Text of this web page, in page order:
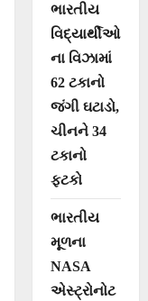
ભારતીય
વિદ્યાર્થીઓ
ના વિઝામાં
62 ટકાનો
જંગી ઘટાડો,
ચીનને 34
ટકાનો
ફટકો
ભારતીય
મૂળના
NASA
એસ્ટ્રોનોટ